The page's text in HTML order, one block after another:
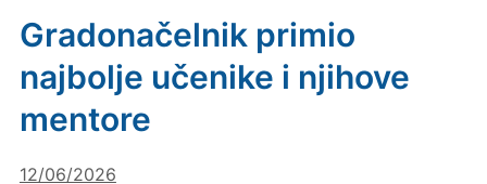
Gradonačelnik primio
najbolje učenike i njihove
mentore
12/06/2026